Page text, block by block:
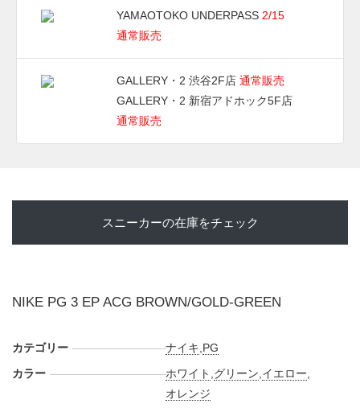
YAMAOTOKO UNDERPASS 2/15
通常販売
GALLERY・2 渋谷2F店 通常販売
GALLERY・2 新宿アドホック5F店
通常販売
スニーカーの在庫をチェック
NIKE PG 3 EP ACG BROWN/GOLD-GREEN
カテゴリー ナイキ PG
カラー
ホワイト グリーン イエロー
オレンジ